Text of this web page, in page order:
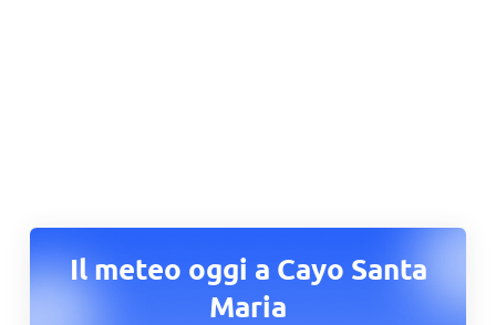
Il meteo oggi a Cayo Santa
Maria